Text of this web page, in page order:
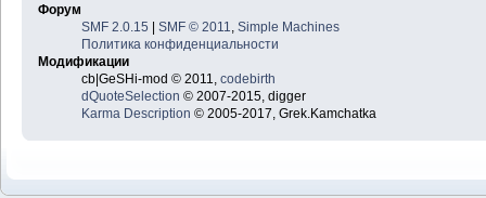
Форум
SMF 2.0.15 | SMF © 2011
Simple Machines
Политика конфиденциальности
Модификации
cb|GeSHi-mod © 2011, codebirth
dQuoteSelection © 2007-2015, digger
Karma Description © 2005-2017, Grek.Kamchatka